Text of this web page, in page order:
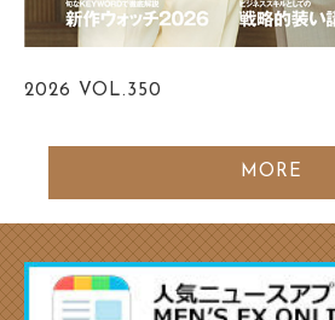
2026 VOL.350
MORE